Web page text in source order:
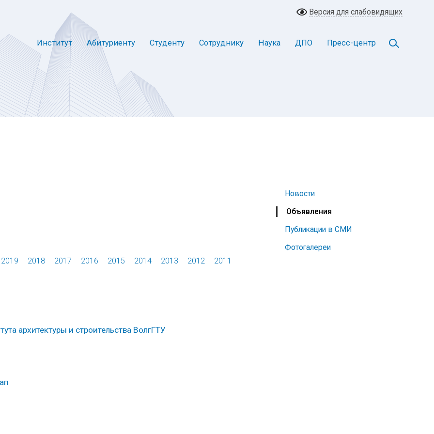
Версия для слабовидящих
Институт Абитуриенту Студенту Сотруднику Наука ДПО Пресс-центр
Новости
Объявления
Публикации в СМИ
Фотогалереи
2019
2018 2017 2016 2015 2014 2013 2012 2011
архитектуры и строительства ВолгГТУ